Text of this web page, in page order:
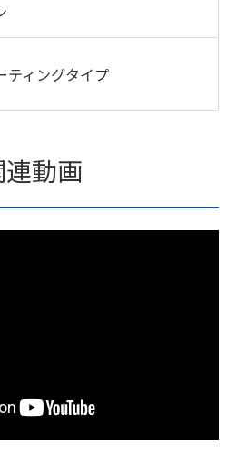
ティングタイプ
連動画